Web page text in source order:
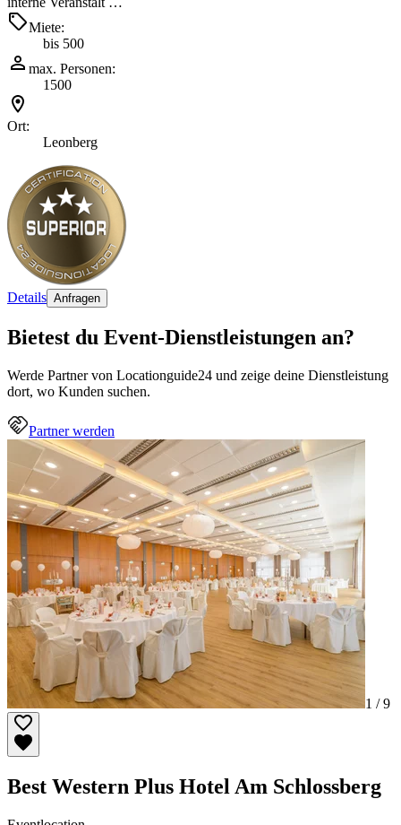
Miete:
bis 500
max. Personen:
1500
Ort:
Leonberg
Details Anfragen
Bietest du Event-Dienstleistungen an?
Werde Partner von Locationguide24 und zeige deine Dienstleistung
dort, wo Kunden suchen.
Partner werden
1 /9
Best Western Plus Hotel Am Schlossberg